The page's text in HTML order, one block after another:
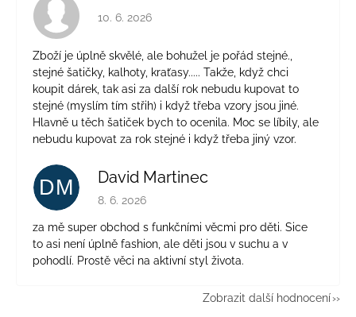
Hodnocení obchodu je 4 z 5 hvězdiček.
10. 6. 2026
Zboží je úplně skvělé, ale bohužel je pořád stejné.,
stejné šatičky, kalhoty, kraťasy..... Takže, když chci
koupit dárek, tak asi za další rok nebudu kupovat to
stejné (myslím tím střih) i když třeba vzory jsou jiné.
Hlavně u těch šatiček bych to ocenila. Moc se líbily, ale
nebudu kupovat za rok stejné i když třeba jiný vzor.
DM David Martinec
Hodnocení obchodu je 5 z 5 hvězdiček.
8. 6. 2026
za mě super obchod s funkčními věcmi pro děti. Sice
to asi není úplně fashion, ale děti jsou v suchu a v
pohodlí. Prostě věci na aktivní styl života.
Zobrazit další hodnocení